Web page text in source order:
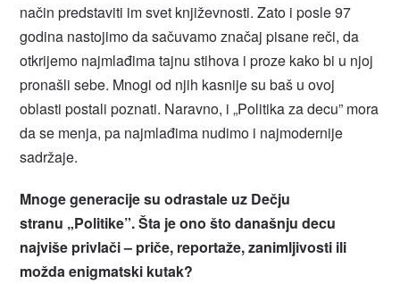
način predstaviti im svet književnosti. Zato i posle 97
godina nastojimo da sačuvamo značaj pisane reči, da
otkrijemo najmlađima tajnu stihova i proze kako bi u njoj
pronašli sebe. Mnogi od njih kasnije su baš u ovoj
oblasti postali poznati. Naravno, i „Politika za decu” mora
da se menja, pa najmlađima nudimo i najmodernije
sadržaje.
Mnoge generacije su odrastale uz Dečju
stranu „Politike”. Šta je ono što današnju decu
najviše privlači – priče, reportaže, zanimljivosti ili
možda enigmatski kutak?